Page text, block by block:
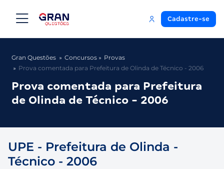
Cadastre-se
Gran Questões Concursos
Provas
Prova comentada para Prefeitura de Olinda de Técnico - 2006
Prova comentada para Prefeitura
de Olinda de Técnico - 2006
UPE - Prefeitura de Olinda -
Técnico - 2006